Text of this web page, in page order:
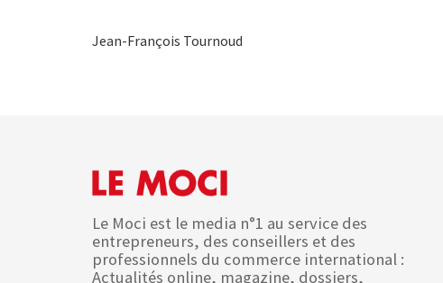
Jean-François Tournoud
Le Moci est le media n°1 au service des
entrepreneurs, des conseillers et des
professionnels du commerce international :
Actualités online, magazine, dossiers,